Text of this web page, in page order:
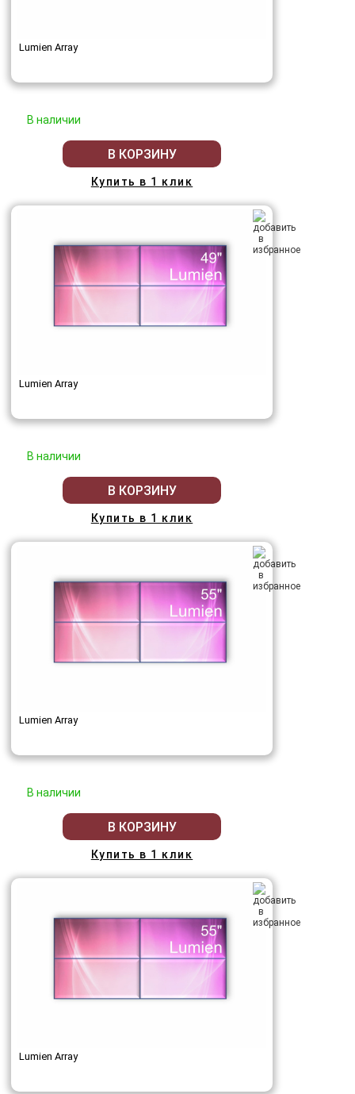
Lumien Array
В наличии
В КОРЗИНУ
Купить в 1 клик
Lumien Array
В наличии
В КОРЗИНУ
Купить в 1 клик
Lumien Array
В наличии
В КОРЗИНУ
Купить в 1 клик
Lumien Array